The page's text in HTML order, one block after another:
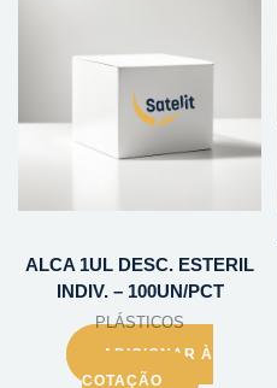
ALCA 1UL DESC. ESTERIL
INDIV. – 100UN/PCT
PLÁSTICOS
ADICIONAR À
COTAÇÃO